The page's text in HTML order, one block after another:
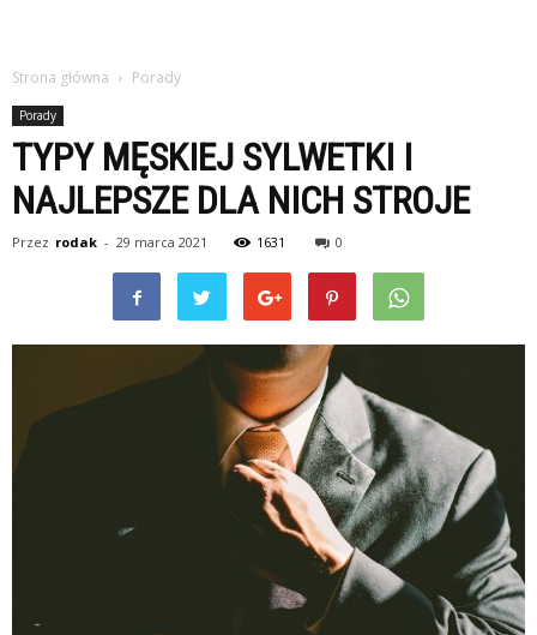
Strona główna Porady
Porady
TYPY MĘSKIEJ SYLWETKI I
NAJLEPSZE DLA NICH STROJE
Przez rodak - 29 marca 2021 1631 0